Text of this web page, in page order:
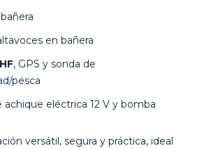
en bañera
, GPS y sonda de
pesca
achique eléctrica 12 V y bomba
versátil, segura y práctica, ideal